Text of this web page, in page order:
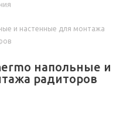
и настенные для монтажа
напольные и
радиторов